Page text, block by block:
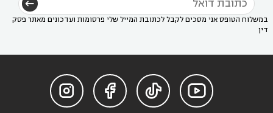
במשלוח הטופס אני מסכים לקבל לכתובת המייל שלי פרסומות ועדכונים מאתר פסק
דין



